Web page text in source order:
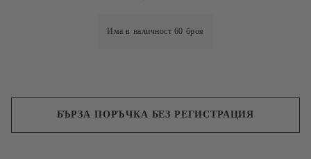
Има в наличност 60 броя
БЪРЗА ПОРЪЧКА БЕЗ РЕГИСТРАЦИЯ